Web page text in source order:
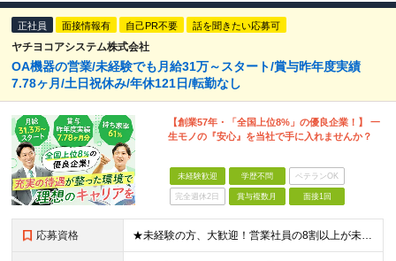
正社員 面接情報有 自己PR不要 話を聞きたい応募可
ヤチヨコアシステム株式会社
OA機器の営業/未経験でも月給31万～スタート/賞与昨年度実績
7.78ヶ月/土日祝休み/年休121日/転勤なし
【創業57年・「全国上位8%」の優良企業！】 一
生モノの『安心』を当社で手に入れませんか？
未経験歓迎 学歴不問 ベテランOK
完全週休2日 賞与複数月 面接1回
応募資格 ★未経験の方、大歓迎！営業社員の8割以上が未経験スタートです。 ■学歴不問 ■32歳以下の方（若年層の長期キャリア形成のため） ■第二新卒／社会人経験不問 ＼こんな方を歓迎します！／ □チームで協力